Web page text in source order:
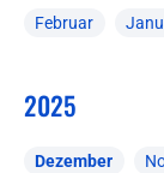
Februar
2025
Dezember